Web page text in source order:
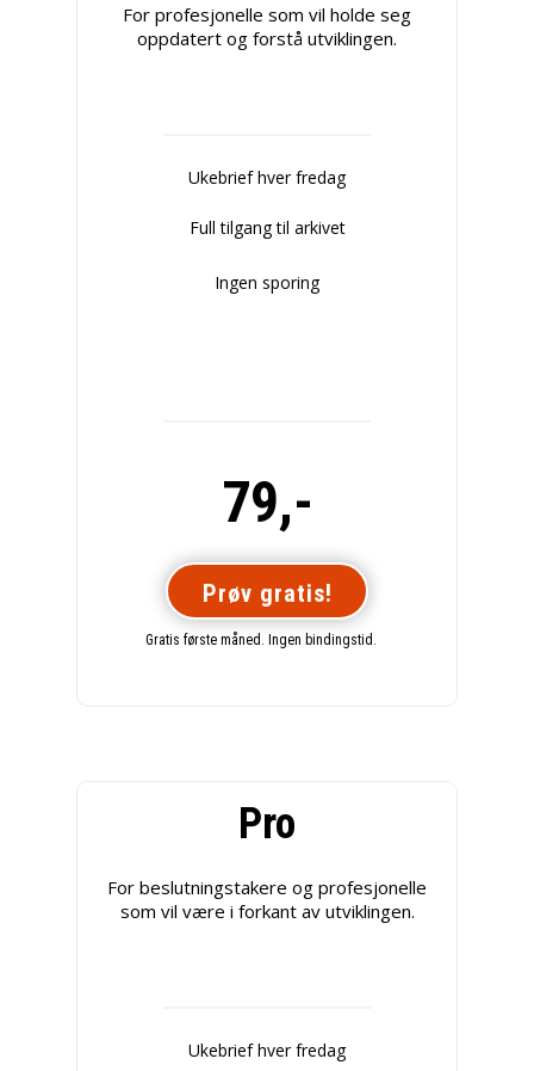
For profesjonelle som vil holde seg
oppdatert og forstå utviklingen.
Ukebrief hver fredag
Full tilgang til arkivet
Ingen sporing
79,-
Prøv gratis!
Gratis første måned. Ingen bindingstid.
Pro
For beslutningstakere og profesjonelle
som vil være i forkant av utviklingen.
Ukebrief hver fredag